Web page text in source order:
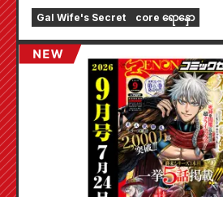
အထူးကစားခုံတစ်ခုပါဝင်တဲ့ အ
အတွက် ကြိုတင်မှာယူနိုင်ပါပြီ။
Gal Bride" ရဲ့ နောက်ဆုံးထွက်
အောက်တိုဘာလ ၂၀ ရက်နေ့မှာ ဖြန့်ခ
Gal Wife's Secret core ရောနှော